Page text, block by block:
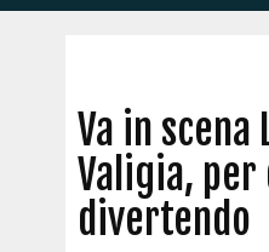
Va in scena
Valigia,
divertendo